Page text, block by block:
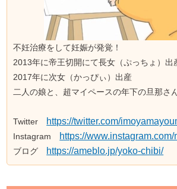
不妊治療をして妊娠が発覚！
2013年に帝王切開にて長女（ぷっちょ）出
2017年に次女（かっぴぃ）出産
二人の娘と、超マイペースの年下の旦那さ
Twitter https://twitter.com/
Instagram https://
ブログ https://ameblo.jp/yoko-chibi/